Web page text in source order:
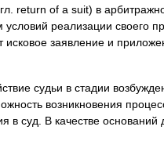
return of a suit) в
реализации своего
исковое заявление и
судьи в стадии
возникновения
в суд. В качестве